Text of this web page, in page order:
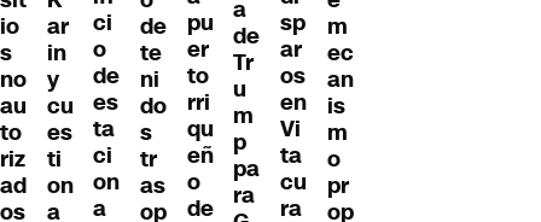
io
s
no
au
to
riz
ad
os
ar
in
y
cu
es
ti
on
a
ci
o
de
es
ta
ci
on
a
de
te
ni
do
s
tr
as
op
pu
er
to
rri
qu
eñ
o
de
a
de
Tr
u
m
p
pa
ra
sp
ar
os
en
Vi
ta
cu
ra
m
ec
an
is
m
o
pr
op